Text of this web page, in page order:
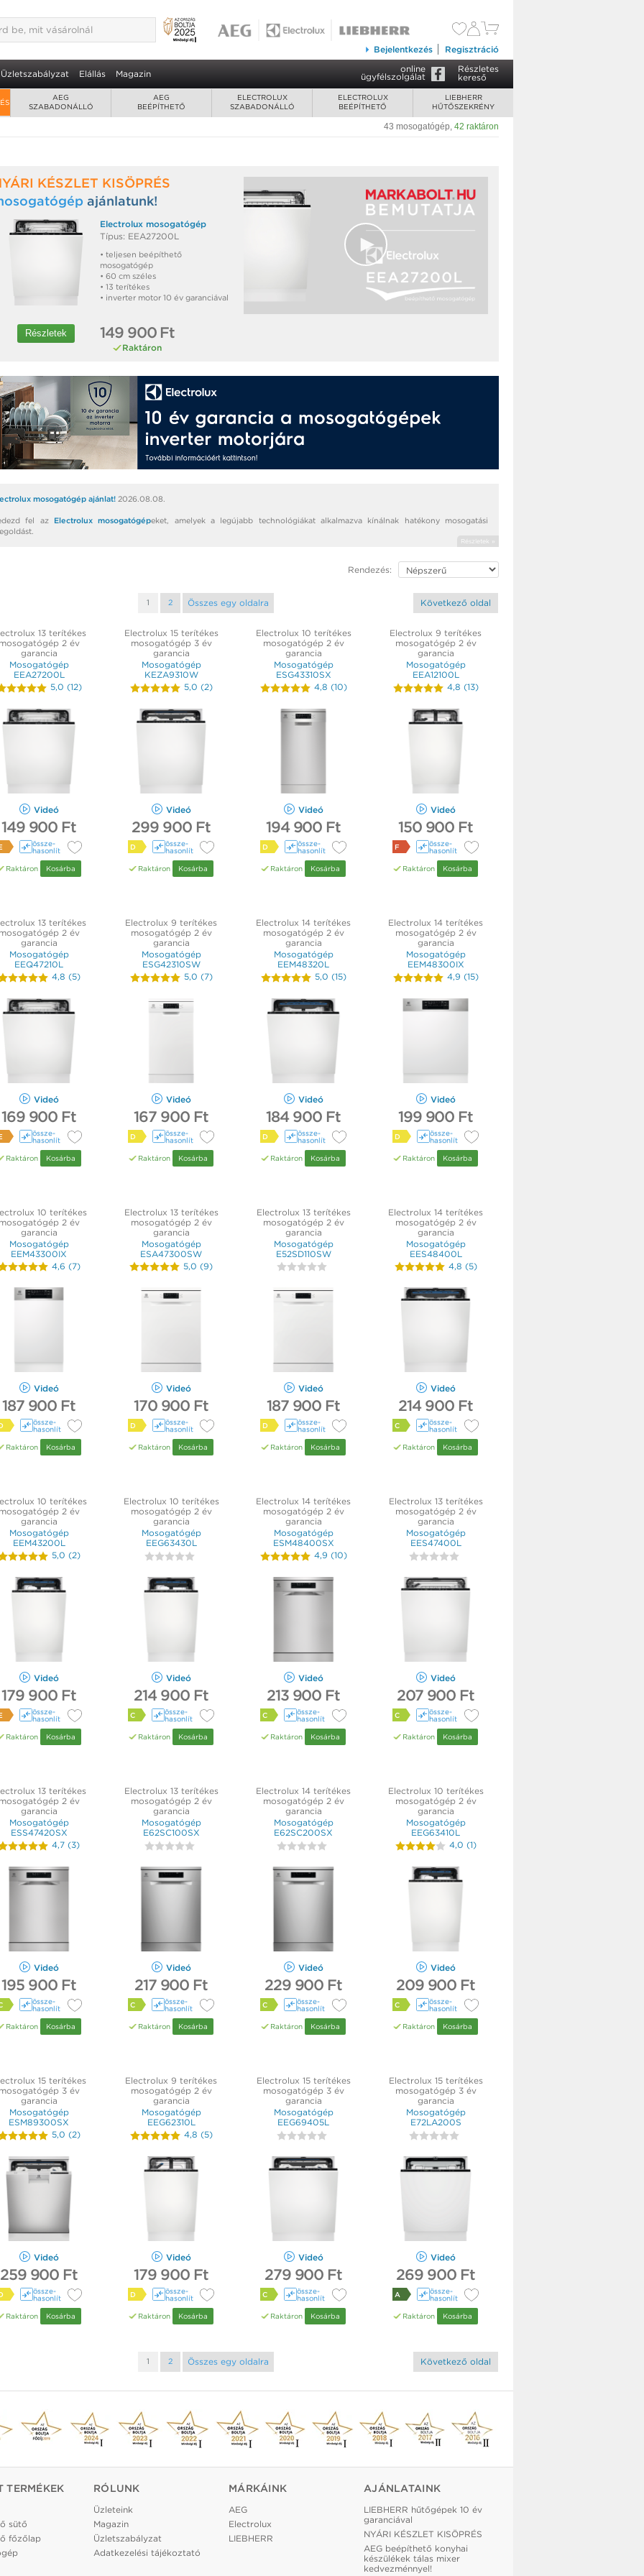
Bejelentkezés Regisztráció
Üzletszabályzat Elállás Magazin online
ügyfélszolgálat
Részletes
kereső
AEG
SZABADONÁLLÓ
AEG
BEÉPÍTHETŐ
ELECTROLUX
SZABADONÁLLÓ
ELECTROLUX
BEÉPÍTHETŐ
LIEBHERR
HŰTŐSZEKRÉNY
43 mosogatógép, 42 raktáron
KÉSZLET KISÖPRÉS
ajánlatunk!
Részletek
Electrolux mosogatógép
Típus: EEA27200L
• teljesen beépíthető
mosogatógép
• 60 cm széles
• 13 terítékes
• inverter motor 10 év garanciával
149 900 Ft
Raktáron
mosogatógép ajánlat! 2026.08.08.
fel az Electrolux mosogatógépeket, amelyek a legújabb technológiákat alkalmazva kínálnak hatékony mosogatási
Részletek »
Rendezés:
1 2 Összes egy oldalra Következő oldal
13 terítékes
2 év
garancia
Mosogatógép
EEA27200L
5,0 (12)
Videó
149 900 Ft
össze­
hasonlít
Raktáron Kosárba
Electrolux 15 terítékes
mosogatógép 3 év
garancia
Mosogatógép
KEZA9310W
5,0 (2)
Videó
299 900 Ft
D
össze­
hasonlít
Raktáron Kosárba
Electrolux 10 terítékes
mosogatógép 2 év
garancia
Mosogatógép
ESG43310SX
4,8 (10)
Videó
194 900 Ft
D
össze­
hasonlít
Raktáron Kosárba
Electrolux 9 terítékes
mosogatógép 2 év
garancia
Mosogatógép
EEA12100L
4,8 (13)
Videó
150 900 Ft
F
össze­
hasonlít
Raktáron Kosárba
13 terítékes
2 év
garancia
Mosogatógép
EEQ47210L
4,8 (5)
Videó
169 900 Ft
össze­
hasonlít
Raktáron Kosárba
Electrolux 9 terítékes
mosogatógép 2 év
garancia
Mosogatógép
ESG42310SW
5,0 (7)
Videó
167 900 Ft
D
össze­
hasonlít
Raktáron Kosárba
Electrolux 14 terítékes
mosogatógép 2 év
garancia
Mosogatógép
EEM48320L
5,0 (15)
Videó
184 900 Ft
D
össze­
hasonlít
Raktáron Kosárba
Electrolux 14 terítékes
mosogatógép 2 év
garancia
Mosogatógép
EEM48300IX
4,9 (15)
Videó
199 900 Ft
D
össze­
hasonlít
Raktáron Kosárba
10 terítékes
2 év
garancia
Mosogatógép
EEM43300IX
4,6 (7)
Videó
187 900 Ft
össze­
hasonlít
Raktáron Kosárba
Electrolux 13 terítékes
mosogatógép 2 év
garancia
Mosogatógép
ESA47300SW
5,0 (9)
Videó
170 900 Ft
D
össze­
hasonlít
Raktáron Kosárba
Electrolux 13 terítékes
mosogatógép 2 év
garancia
Mosogatógép
E52SD110SW
Videó
187 900 Ft
D
össze­
hasonlít
Raktáron Kosárba
Electrolux 14 terítékes
mosogatógép 2 év
garancia
Mosogatógép
EES48400L
4,8 (5)
Videó
214 900 Ft
C
össze­
hasonlít
Raktáron Kosárba
10 terítékes
2 év
garancia
Mosogatógép
EEM43200L
5,0 (2)
Videó
179 900 Ft
össze­
hasonlít
Raktáron Kosárba
Electrolux 10 terítékes
mosogatógép 2 év
garancia
Mosogatógép
EEG63430L
Videó
214 900 Ft
C
össze­
hasonlít
Raktáron Kosárba
Electrolux 14 terítékes
mosogatógép 2 év
garancia
Mosogatógép
ESM48400SX
4,9 (10)
Videó
213 900 Ft
C
össze­
hasonlít
Raktáron Kosárba
Electrolux 13 terítékes
mosogatógép 2 év
garancia
Mosogatógép
EES47400L
Videó
207 900 Ft
C
össze­
hasonlít
Raktáron Kosárba
13 terítékes
2 év
garancia
Mosogatógép
ESS47420SX
4,7 (3)
Videó
195 900 Ft
össze­
hasonlít
Raktáron Kosárba
Electrolux 13 terítékes
mosogatógép 2 év
garancia
Mosogatógép
E62SC100SX
Videó
217 900 Ft
C
össze­
hasonlít
Raktáron Kosárba
Electrolux 14 terítékes
mosogatógép 2 év
garancia
Mosogatógép
E62SC200SX
Videó
229 900 Ft
C
össze­
hasonlít
Raktáron Kosárba
Electrolux 10 terítékes
mosogatógép 2 év
garancia
Mosogatógép
EEG63410L
4,0 (1)
Videó
209 900 Ft
C
össze­
hasonlít
Raktáron Kosárba
15 terítékes
3 év
garancia
Mosogatógép
ESM89300SX
5,0 (2)
Videó
259 900 Ft
össze­
hasonlít
Raktáron Kosárba
Electrolux 9 terítékes
mosogatógép 2 év
garancia
Mosogatógép
EEG62310L
4,8 (5)
Videó
179 900 Ft
D
össze­
hasonlít
Raktáron Kosárba
Electrolux 15 terítékes
mosogatógép 3 év
garancia
Mosogatógép
EEG69405L
Videó
279 900 Ft
C
össze­
hasonlít
Raktáron Kosárba
Electrolux 15 terítékes
mosogatógép 3 év
garancia
Mosogatógép
E72LA200S
Videó
269 900 Ft
A
össze­
hasonlít
Raktáron Kosárba
1 2 Összes egy oldalra Következő oldal
TERMÉKEK
sütő
főzőlap
RÓLUNK
Üzleteink
Magazin
Üzletszabályzat
Adatkezelési tájékoztató
MÁRKÁINK
AEG
Electrolux
LIEBHERR
AJÁNLATAINK
LIEBHERR hűtőgépek 10 év
garanciával
NYÁRI KÉSZLET KISÖPRÉS
AEG beépíthető konyhai
készülékek tálas mixer
kedvezménnyel!